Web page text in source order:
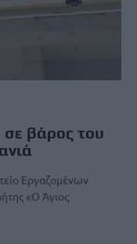
σε βάρος του
Εργαζομένων
«Ο Άγιος